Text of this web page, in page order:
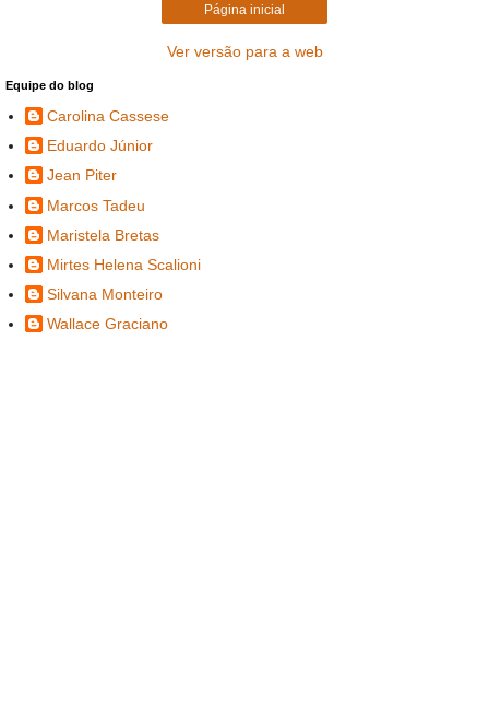
Página inicial
Ver versão para a web
Equipe do blog
Carolina Cassese
Eduardo Júnior
Jean Piter
Marcos Tadeu
Maristela Bretas
Mirtes Helena Scalioni
Silvana Monteiro
Wallace Graciano